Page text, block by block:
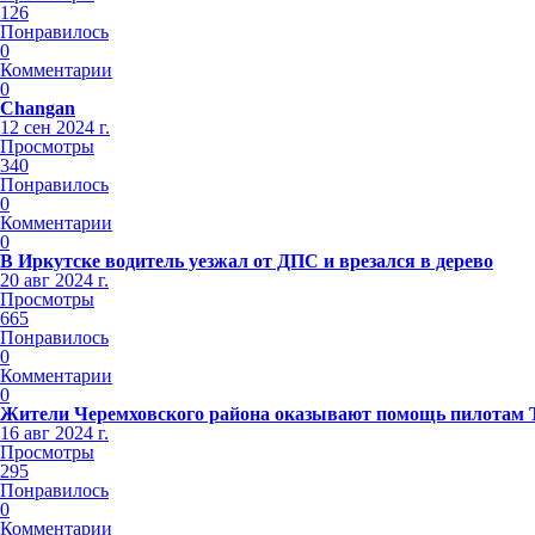
126
Понравилось
0
Комментарии
0
Changan
12 сен 2024 г.
Просмотры
340
Понравилось
0
Комментарии
0
В Иркутске водитель уезжал от ДПС и врезался в дерево
20 авг 2024 г.
Просмотры
665
Понравилось
0
Комментарии
0
Жители Черемховского района оказывают помощь
16 авг 2024 г.
Просмотры
295
Понравилось
0
Комментарии